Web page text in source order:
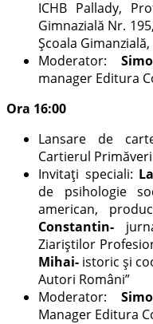
ICHB Pallady,
Gimnazială Nr.
Școala
Moderator:
manager Editura
Ora 16:00
Lansare de
Cartierul
Invitați speciali:
de psihologie
american,
Constantin-
Ziariștilor
Mihai- istoric și
Autori Români”
Moderator:
Manager Editura